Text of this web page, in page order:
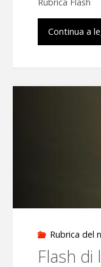
Continua a
Rubrica del
Flash di